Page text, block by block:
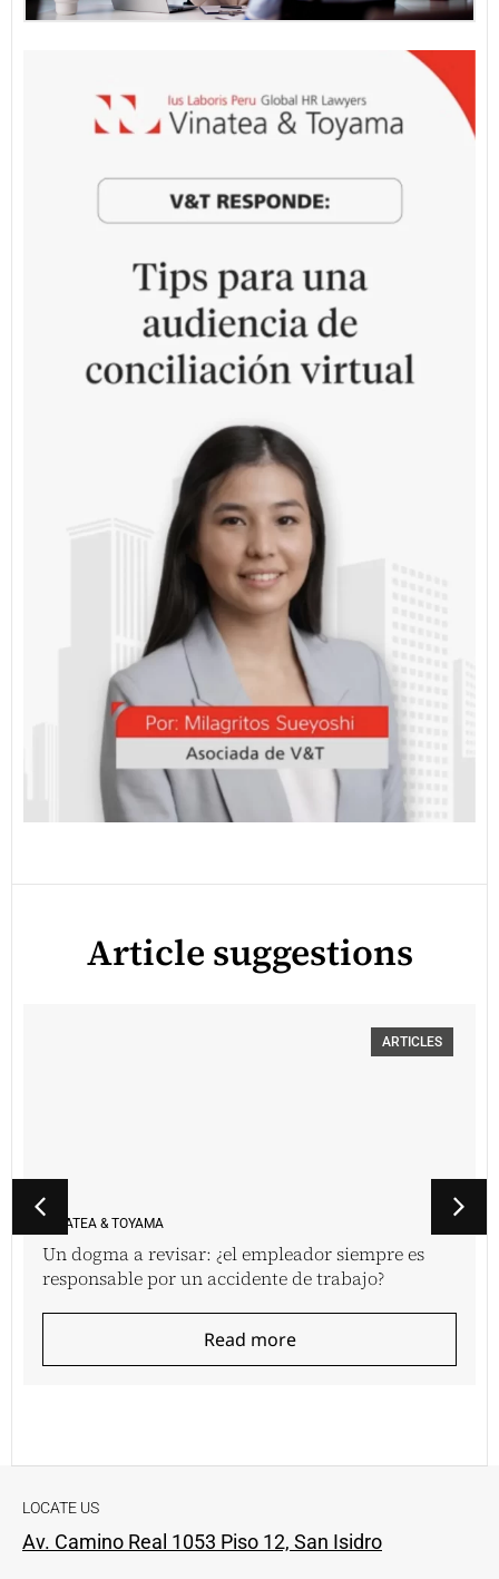
Article suggestions
ARTICLES
VINATEA & TOYAMA
Un dogma a revisar: ¿el empleador siempre es
responsable por un accidente de trabajo?
Read more
LOCATE US
Av. Camino Real 1053 Piso 12, San Isidro